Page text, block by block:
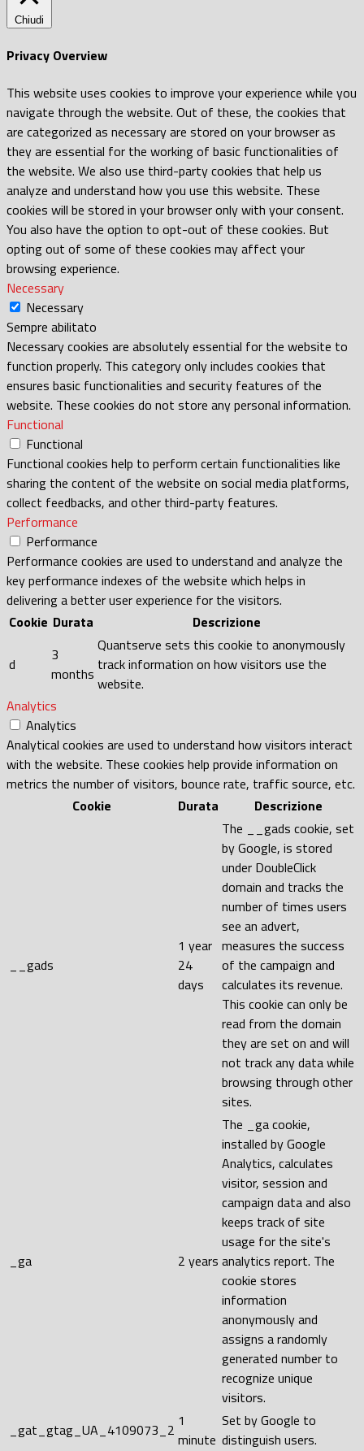
Chiudi
Privacy Overview
This website uses cookies to improve your experience while you
navigate through the website. Out of these, the cookies that
are categorized as necessary are stored on your browser as
they are essential for the working of basic functionalities of
the website. We also use third-party cookies that help us
analyze and understand how you use this website. These
cookies will be stored in your browser only with your consent.
You also have the option to opt-out of these cookies. But
opting out of some of these cookies may affect your
browsing experience.
Necessary
Necessary
Sempre abilitato
Necessary cookies are absolutely essential for the website to
function properly. This category only includes cookies that
ensures basic functionalities and security features of the
website. These cookies do not store any personal information.
Functional
Functional
Functional cookies help to perform certain functionalities like
sharing the content of the website on social media platforms,
collect feedbacks, and other third-party features.
Performance
Performance
Performance cookies are used to understand and analyze the
key performance indexes of the website which helps in
delivering a better user experience for the visitors.
Cookie Durata Descrizione
d
3
months
Quantserve sets this cookie to anonymously
track information on how visitors use the
website.
Analytics
Analytics
Analytical cookies are used to understand how visitors interact
with the website. These cookies help provide information on
metrics the number of visitors, bounce rate, traffic source, etc.
Cookie
Durata Descrizione
__gads
1 year
24
days
The __gads cookie, set
by Google, is stored
under DoubleClick
domain and tracks the
number of times users
see an advert,
measures the success
of the campaign and
calculates its revenue.
This cookie can only be
read from the domain
they are set on and will
not track any data while
browsing through other
sites.
_ga 2 years
The _ga cookie,
installed by Google
Analytics, calculates
visitor, session and
campaign data and also
keeps track of site
usage for the site's
analytics report. The
cookie stores
information
anonymously and
assigns a randomly
generated number to
recognize unique
visitors.
_gat_gtag_UA_4109073_2 1
minute
Set by Google to
distinguish users.